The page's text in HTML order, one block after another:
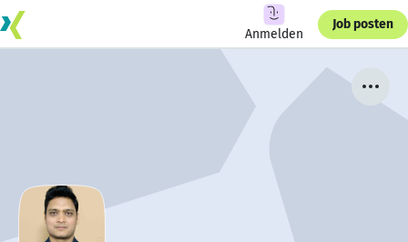
Anmelden
Job posten